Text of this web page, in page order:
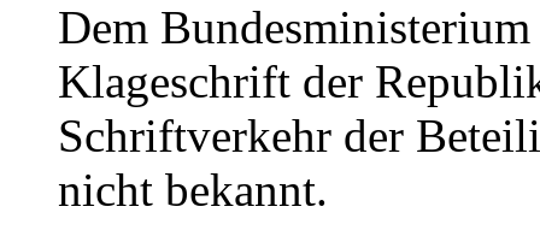
Dem
Klageschrift der
Schriftverkehr der
nicht bekannt.